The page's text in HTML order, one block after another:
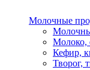
Молочные
Молоко,
Кефир,
Творог,